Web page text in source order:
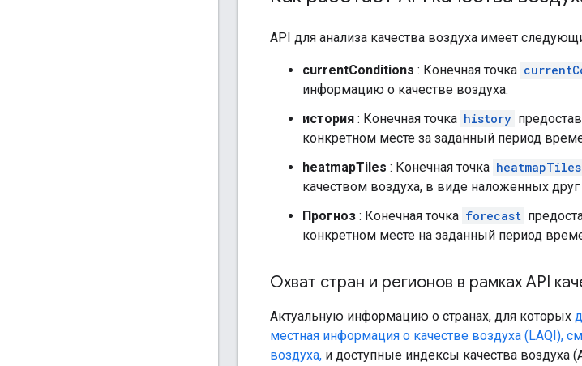
API для анализа качества воздуха имеет
currentConditions : Конечная точка
информацию о качестве воздуха.
история : Конечная точка history
конкретном месте за заданный период
heatmapTiles : Конечная точка heatmapTiles
качеством воздуха, в виде наложенных друг
Прогноз : Конечная точка forecast
конкретном месте на заданный период
Охват стран и регионов в рамках API
Актуальную информацию о странах, для которых
местная информация о качестве воздуха (LAQI),
воздуха, и доступные индексы качества воздуха